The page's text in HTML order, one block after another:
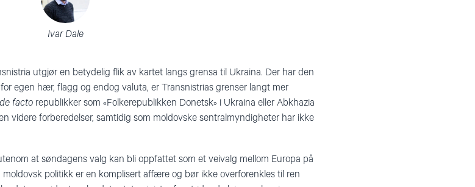
Ivar Dale
utgjør en betydelig flik av kartet langs grensa til Ukraina. Der har den
egen hær, flagg og endog valuta, er Transnistrias grenser langt mer
de facto republikker som «Folkerepublikken Donetsk» i Ukraina eller Abkhazia
videre forberedelser, samtidig som moldovske sentralmyndigheter har ikke
at søndagens valg kan bli oppfattet som et veivalg mellom Europa på
politikk er en komplisert affære og bør ikke overforenkles til ren